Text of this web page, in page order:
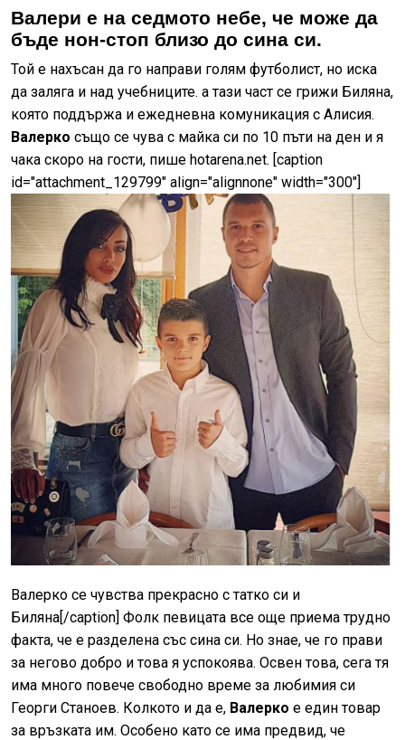
Валери е на седмото небе, че може да
бъде нон-стоп близо до сина си.
Той е нахъсан да го направи голям футболист, но иска
да заляга и над учебниците. а тази част се грижи Биляна,
която поддържа и ежедневна комуникация с Алисия.
Валерко също се чува с майка си по 10 пъти на ден и я
чака скоро на гости, пише hotarena.net. [caption
id="attachment_129799" align="alignnone" width="300"]
Валерко се чувства прекрасно с татко си и
Биляна[/caption] Фолк певицата все още приема трудно
факта, че е разделена със сина си. Но знае, че го прави
за негово добро и това я успокоява. Освен това, сега тя
има много повече свободно време за любимия си
Георги Станоев. Колкото и да е, Валерко е един товар
за връзката им. Особено като се има предвид, че